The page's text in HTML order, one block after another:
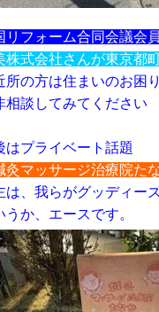
リフォーム合同会議会員
株式会社さんが東京都
所の方は住まいのお困
相談してみてください
はプライベート話題
灸マッサージ治療院たな
は、我らがグッディー
うか、エースです。